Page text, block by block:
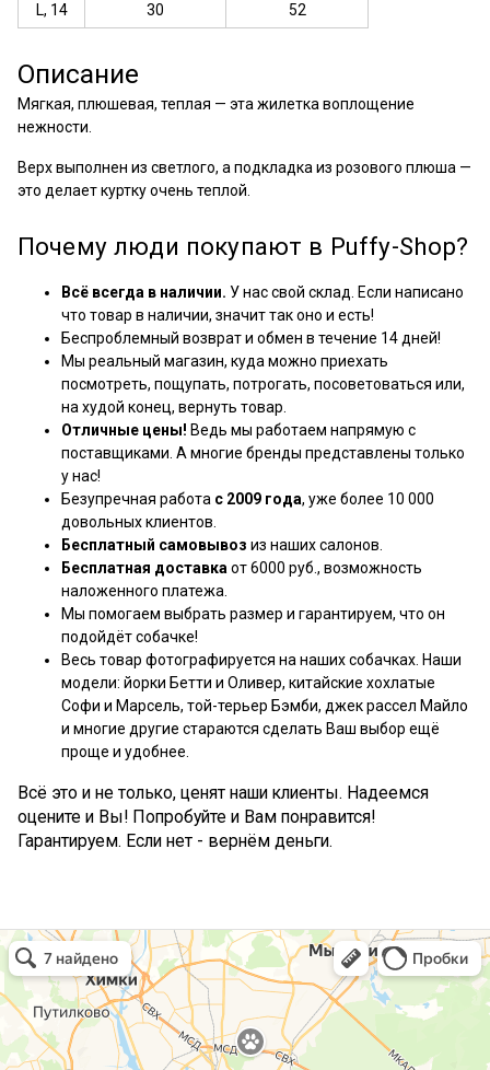
L, 14
30 52
Описание
Мягкая, плюшевая, теплая — эта жилетка воплощение
нежности.
Верх выполнен из светлого, а подкладка из розового плюша —
это делает куртку очень теплой.
Почему люди покупают в Puffy-Shop?
Всё всегда в наличии. У нас свой склад. Если написано
что товар в наличии, значит так оно и есть!
Беспроблемный возврат и обмен в течение 14 дней!
Мы реальный магазин, куда можно приехать
посмотреть, пощупать, потрогать, посоветоваться или,
на худой конец, вернуть товар.
Отличные цены! Ведь мы работаем напрямую с
поставщиками. А многие бренды представлены только
у нас!
Безупречная работа с 2009 года, уже более 10 000
довольных клиентов.
Бесплатный самовывоз из наших салонов.
Бесплатная доставка от 6000 руб., возможность
наложенного платежа.
Мы помогаем выбрать размер и гарантируем, что он
подойдёт собачке!
Весь товар фотографируется на наших собачках. Наши
модели: йорки Бетти и Оливер, китайские хохлатые
Софи и Марсель, той-терьер Бэмби, джек рассел Майло
и многие другие стараются сделать Ваш выбор ещё
проще и удобнее.
Всё это и не только, ценят наши клиенты. Надеемся
оцените и Вы! Попробуйте и Вам понравится!
Гарантируем. Если нет - вернём деньги.